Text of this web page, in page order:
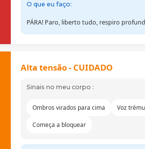
O que eu faço:
PÁRA! Paro, liberto tudo, respiro
Alta tensão - CUIDADO
Sinais no meu corpo :
Ombros virados para cima Voz
Começa a bloquear